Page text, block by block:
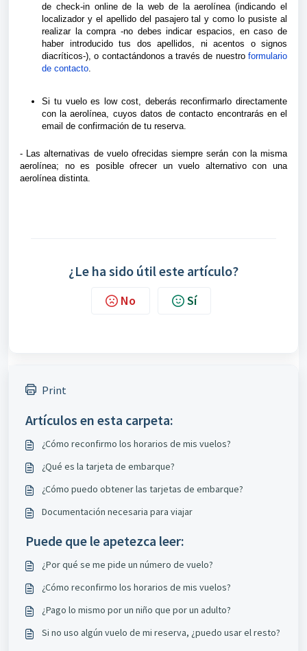
de check-in online de la web de la aerolínea (indicando el
localizador y el apellido del pasajero tal y como lo pusiste al
realizar la compra -no debes indicar espacios, en caso de
haber introducido tus dos apellidos, ni acentos o signos
diacríticos-), o contactándonos a través de nuestro formulario
de contacto.
Si tu vuelo es low cost, deberás reconfirmarlo directamente
con la aerolínea, cuyos datos de contacto encontrarás en el
email de confirmación de tu reserva.
- Las alternativas de vuelo ofrecidas siempre serán con la misma
aerolínea; no es posible ofrecer un vuelo alternativo con una
aerolínea distinta.
¿Le ha sido útil este artículo?
No Sí
Print
Artículos en esta carpeta:
¿Cómo reconfirmo los horarios de mis vuelos?
¿Qué es la tarjeta de embarque?
¿Cómo puedo obtener las tarjetas de embarque?
Documentación necesaria para viajar
Puede que le apetezca leer:
¿Por qué se me pide un número de vuelo?
¿Cómo reconfirmo los horarios de mis vuelos?
¿Pago lo mismo por un niño que por un adulto?
Si no uso algún vuelo de mi reserva, ¿puedo usar el resto?